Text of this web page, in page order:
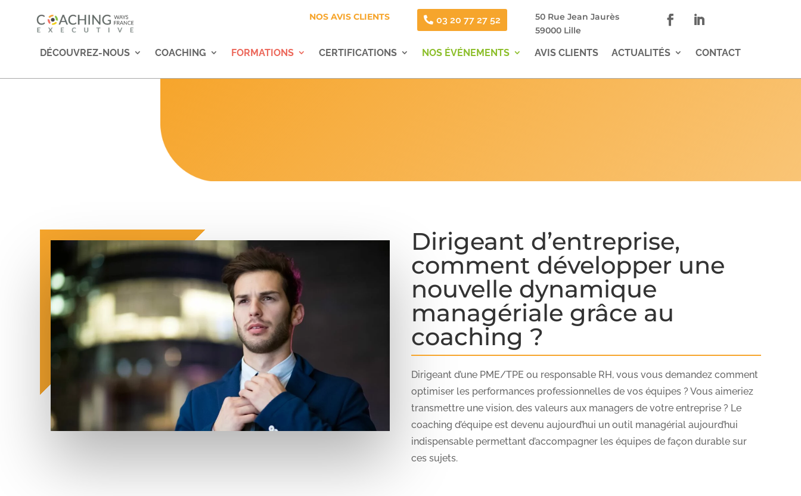
NOS AVIS CLIENTS 03 20 77 27 52
50 Rue Jean Jaurès
59000 Lille
DÉCOUVREZ-NOUS COACHING FORMATIONS CERTIFICATIONS NOS ÉVÉNEMENTS AVIS CLIENTS ACTUALITÉS CONTACT
Dirigeant d’entreprise,
comment développer une
nouvelle dynamique
managériale grâce au
coaching ?
Dirigeant d’une PME/TPE ou responsable RH, vous vous demandez comment
optimiser les performances professionnelles de vos équipes ? Vous aimeriez
transmettre une vision, des valeurs aux managers de votre entreprise ? Le
coaching d’équipe est devenu aujourd’hui un outil managérial aujourd’hui
indispensable permettant d’accompagner les équipes de façon durable sur
ces sujets.